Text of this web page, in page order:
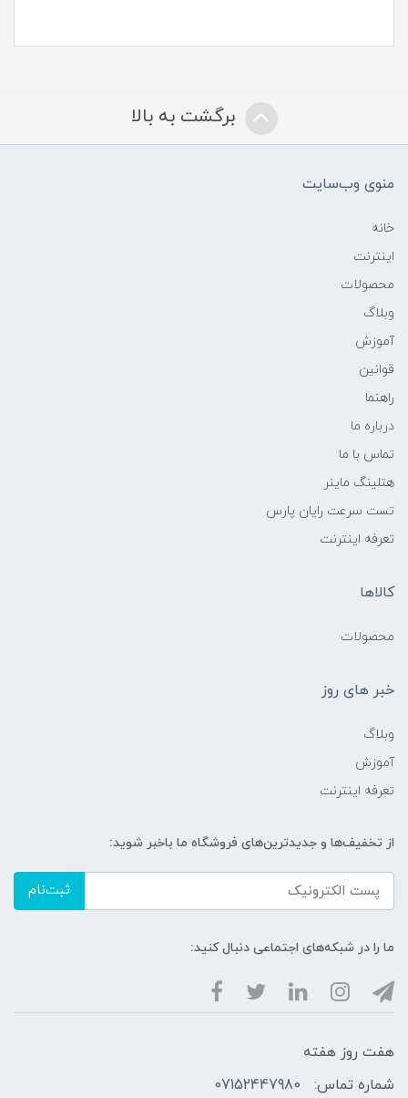
برگشت به بالا
منوی وب‌سایت
خانه
اینترنت
محصولات
وبلاگ
آموزش
قوانین
راهنما
درباره ما
تماس با ما
هتلینگ ماینر
تست سرعت رایان پارس
تعرفه اینترنت
کالاها
محصولات
خبر های روز
وبلاگ
آموزش
تعرفه اینترنت
از تخفیف‌ها و جدیدترین‌های فروشگاه ما باخبر شوید:
ثبت‌نام
ما را در شبکه‌های اجتماعی دنبال کنید:
هفت روز هفته
شماره تماس:
07152447980